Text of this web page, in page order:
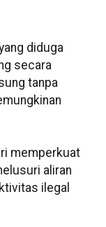
diduga
secara
tanpa
memperkuat
aliran
ilegal